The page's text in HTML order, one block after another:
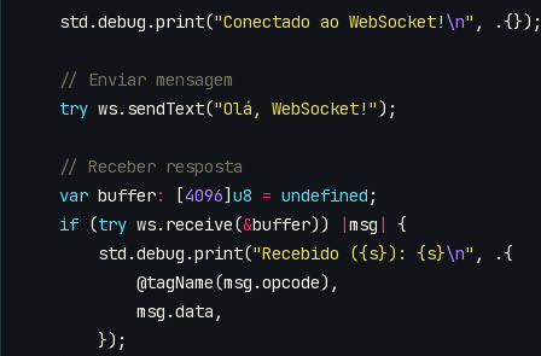
std .debug .print("Conectado ao WebSocket! \n" , .{});
try ws. sendText("Olá, WebSocket!");
var buffer: [4096] u8 = undefined ;
if (try ws. receive(&buffer)) |msg |
{
std .debug .print("Recebido ({s}): {s}\n" ,
.{
@tagName(msg .opcode),
msg .data ,
});